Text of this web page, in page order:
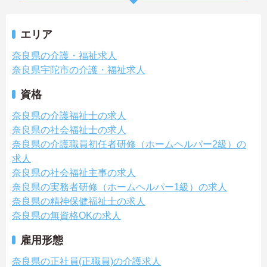
エリア
奈良県の介護・福祉求人
奈良県宇陀市の介護・福祉求人
資格
奈良県の介護福祉士の求人
奈良県の社会福祉士の求人
奈良県の介護職員初任者研修（ホームヘルパー2級）の
求人
奈良県の社会福祉主事の求人
奈良県の実務者研修（ホームヘルパー1級）の求人
奈良県の精神保健福祉士の求人
奈良県の無資格OKの求人
雇用形態
奈良県の正社員(正職員)の介護求人